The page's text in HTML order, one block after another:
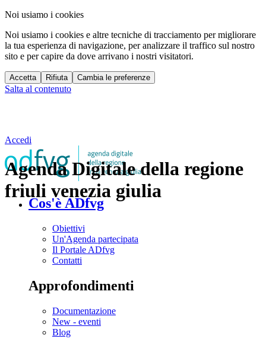
Noi usiamo i cookies
Noi usiamo i cookies e altre tecniche di tracciamento per migliorare
la tua esperienza di navigazione, per analizzare il traffico sul nostro
sito e per capire da dove arrivano i nostri visitatori.
Accetta Rifiuta Cambia le preferenze
Salta al contenuto
Accedi
Agenda Digitale della regione
friuli venezia giulia
Cos'è ADfvg
Obiettivi
Un'Agenda partecipata
Il Portale ADfvg
Contatti
Approfondimenti
Documentazione
New - eventi
Blog